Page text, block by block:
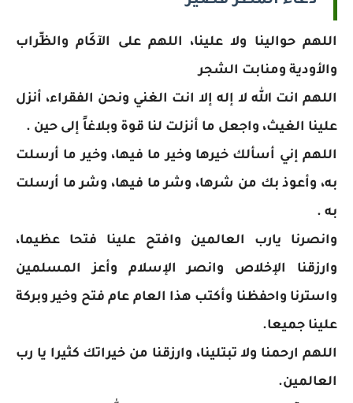
اللهم حوالينا ولا علينا، اللهم على الآكَام والظِّراب
والأودية ومنابت الشجر
اللهم انت الله لا إله إلا انت الغني ونحن الفقراء، أنزل
علينا الغيث، واجعل ما أنزلت لنا قوة وبلاغاً إلى حين .
اللهم إني أسألك خيرها وخير ما فيها، وخير ما أرسلت
به، ‏وأعوذ‎ ‎بك من شرها، وشر ما فيها، وشر ما أرسلت
به .
وانصرنا يارب العالمين وافتح علينا فتحا عظيما،
وارزقنا الإخلاص وانصر الإسلام وأعز المسلمين
واسترنا واحفظنا وأكتب هذا العام عام فتح وخير وبركة
علينا جميعا.
اللهم ارحمنا ولا تبتلينا، وارزقنا من خيراتك كثيرا يا رب
العالمين.